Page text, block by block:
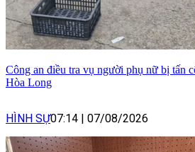
Công an điều tra vụ người phụ nữ bị tấn
Hòa Long
HÌNH SỰ07:14 | 07/08/2026